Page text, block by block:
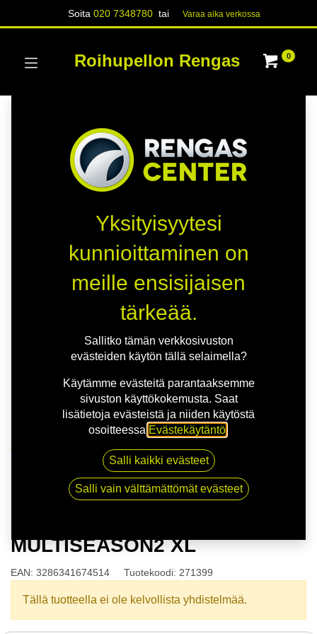
Soita020 7348780 tai Varaa aika verk​​​​ossa
Roihupellon Rengas 0
165/65R14 83T FIRESTONE MULTISEASON2 XL
MULTISEASON2 XL
EAN: 3286341674514 Tuotekoodi: 271399
Tällä tuotteella ei ole kelvollista yhdistelmää.
Yksityisyytesi
kunnioittaminen on
meille ensisijaisen
tärkeää.
Sallitko tämän verkkosivuston
evästeiden käytön tällä selaimella?
Käytämme evästeitä parantaaksemme
sivuston käyttökokemusta. Saat
lisätietoja evästeistä ja niiden käytöstä
osoitteessa Evästekäytäntö
Salli kaikki evästeet
Salli vain välttämättömät evästeet